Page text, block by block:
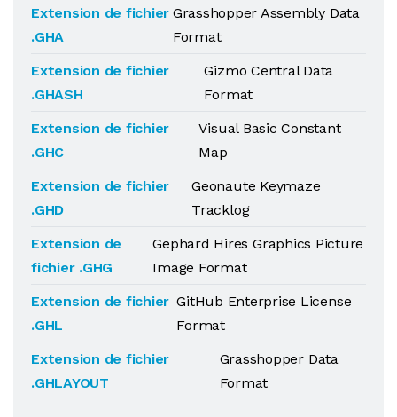
Extension de fichier
.GHA
Grasshopper Assembly Data
Format
Extension de fichier
.GHASH
Gizmo Central Data
Format
Extension de fichier
.GHC
Visual Basic Constant
Map
Extension de fichier
.GHD
Geonaute Keymaze
Tracklog
Extension de
fichier .GHG
Gephard Hires Graphics Picture
Image Format
Extension de fichier
.GHL
GitHub Enterprise License
Format
Extension de fichier
.GHLAYOUT
Grasshopper Data
Format